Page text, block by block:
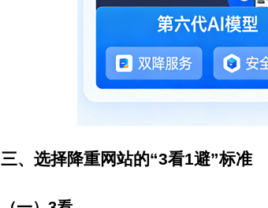
三、选择降重网站的“3看1避”标准